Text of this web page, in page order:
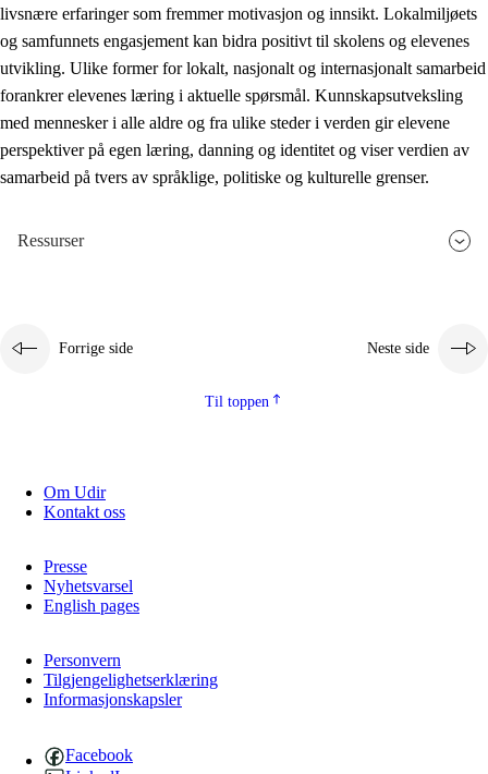
livsnære erfaringer som fremmer motivasjon og innsikt. Lokalmiljøets
og samfunnets engasjement kan bidra positivt til skolens og elevenes
utvikling. Ulike former for lokalt, nasjonalt og internasjonalt samarbeid
forankrer elevenes læring i aktuelle spørsmål. Kunnskapsutveksling
med mennesker i alle aldre og fra ulike steder i verden gir elevene
perspektiver på egen læring, danning og identitet og viser verdien av
samarbeid på tvers av språklige, politiske og kulturelle grenser.
Ressurser
Forrige side Neste side
Til toppen
Om Udir
Kontakt oss
Presse
Nyhetsvarsel
English pages
Personvern
Tilgjengelighetserklæring
Informasjonskapsler
Facebook